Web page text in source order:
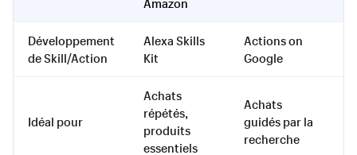
Amazon
Développement
de Skill/Action
Alexa Skills
Kit
Actions on
Google
Idéal pour
Achats
répétés,
produits
essentiels
Achats
guidés par la
recherche